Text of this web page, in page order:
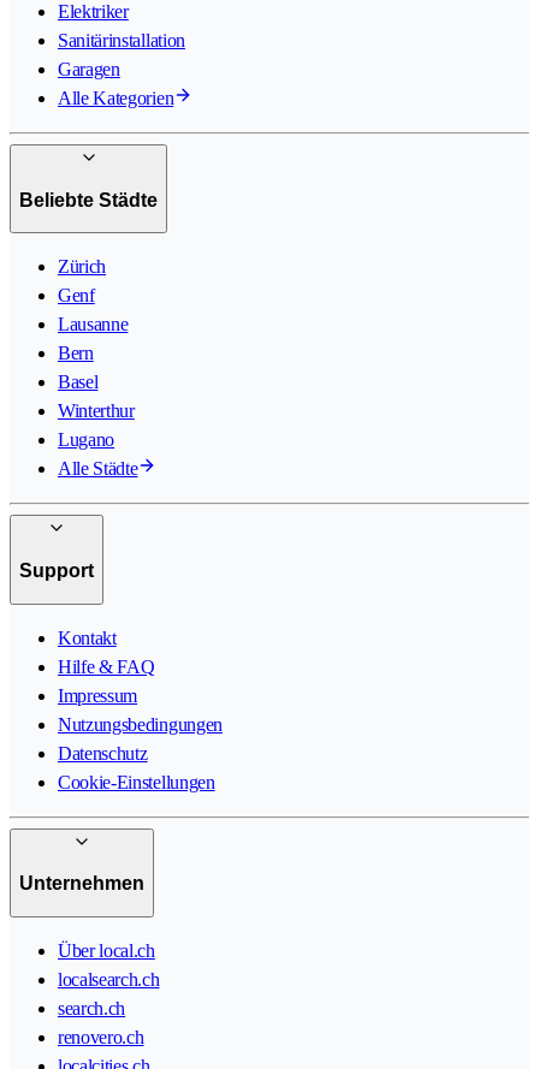
Elektriker
Sanitärinstallation
Garagen
Alle Kategorien
Beliebte Städte
Zürich
Genf
Lausanne
Bern
Basel
Winterthur
Lugano
Alle Städte
Support
Kontakt
Hilfe & FAQ
Impressum
Nutzungsbedingungen
Datenschutz
Cookie-Einstellungen
Unternehmen
Über local.ch
localsearch.ch
search.ch
renovero.ch